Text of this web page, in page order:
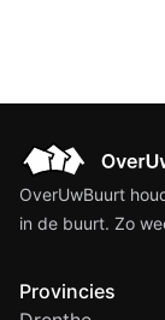
OverUwBuurt
in de buurt. Zo
Provincies